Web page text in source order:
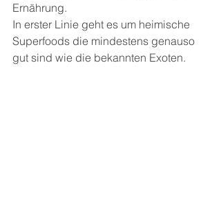
Ernährung.
In erster Linie geht es um heimische
Superfoods die mindestens genauso
gut sind wie die bekannten Exoten.